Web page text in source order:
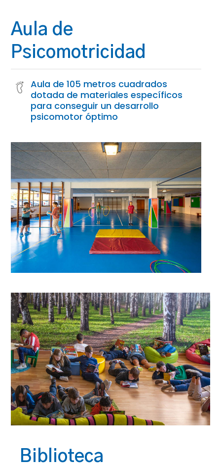
Aula de
Psicomotricidad
Aula de 105 metros cuadrados
dotada de materiales específicos
para conseguir un desarrollo
psicomotor óptimo
Biblioteca